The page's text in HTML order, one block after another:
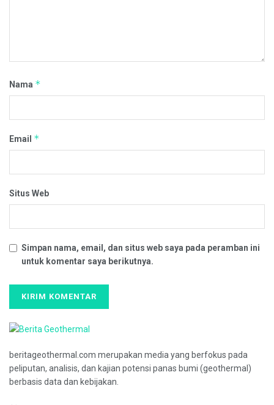
Nama *
Email *
Situs Web
Simpan nama, email, dan situs web saya pada peramban ini
untuk komentar saya berikutnya.
beritageothermal.com merupakan media yang berfokus pada
peliputan, analisis, dan kajian potensi panas bumi (geothermal)
berbasis data dan kebijakan.